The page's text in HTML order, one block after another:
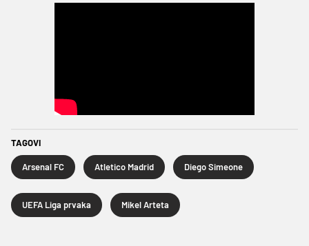
TAGOVI
Arsenal FC Atletico Madrid Diego Simeone
UEFA Liga prvaka Mikel Arteta